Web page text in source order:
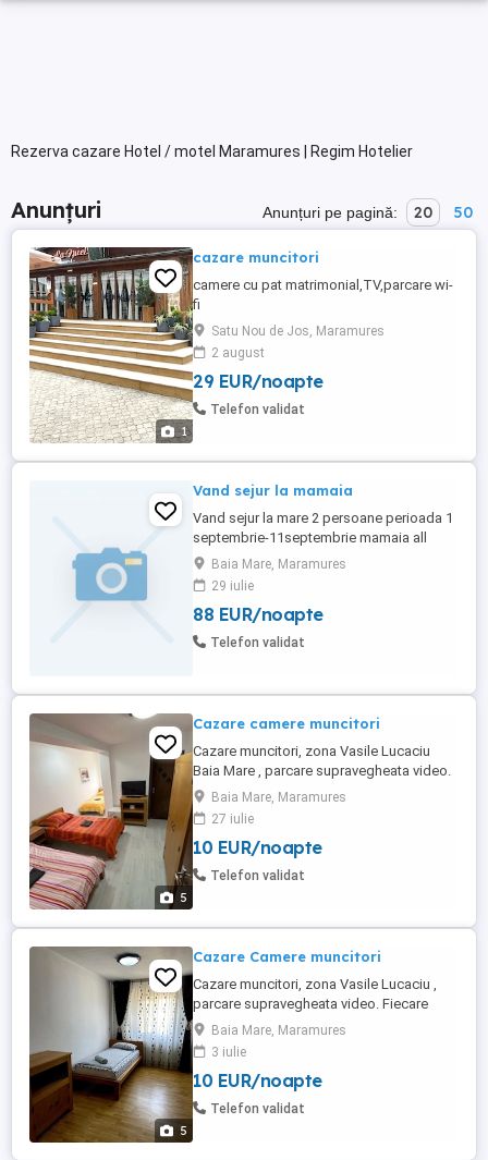
Rezerva cazare Hotel / motel Maramures | Regim Hotelier
Anunțuri Anunțuri pe pagină: 20 50
1
cazare muncitori
camere cu pat matrimonial,TV,parcare wi-
fi
Satu Nou de Jos, Maramures
2 august
29 EUR/noapte
Telefon validat
Vand sejur la mamaia
Vand sejur la mare 2 persoane perioada 1
septembrie-11septembrie mamaia all
inclusiv 4600 lei
Baia Mare, Maramures
29 iulie
88 EUR/noapte
Telefon validat
5
Cazare camere muncitori
Cazare muncitori, zona Vasile Lucaciu
Baia Mare , parcare supravegheata video.
Fiecare camera are baie proprie. TV si wifi,
balcon, terasă, bar. Camere de 2-6
persoane 50lei persoană zi
Baia Mare, Maramures
27 iulie
10 EUR/noapte
Telefon validat
5
Cazare Camere muncitori
Cazare muncitori, zona Vasile Lucaciu ,
parcare supravegheata video. Fiecare
camera are baie proprie, TV si wifi,
balcon, terasă, bar. Camere de 2-6
persoane 50lei persoană zi
Baia Mare, Maramures
3 iulie
10 EUR/noapte
Telefon validat